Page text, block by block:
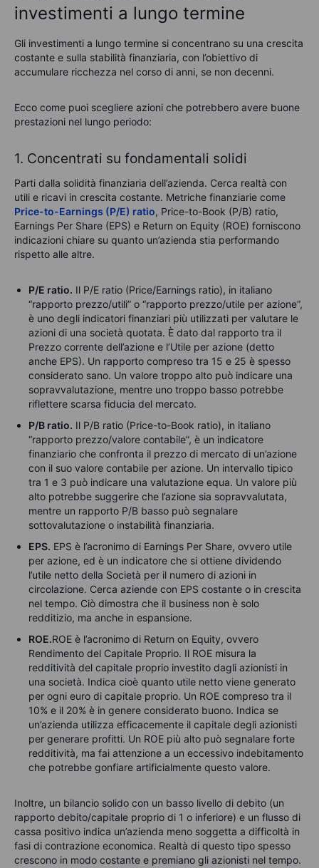
investimenti a lungo termine
Gli investimenti a lungo termine si concentrano su una crescita
costante e sulla stabilità finanziaria, con l’obiettivo di
accumulare ricchezza nel corso di anni, se non decenni.
Ecco come puoi scegliere azioni che potrebbero avere buone
prestazioni nel lungo periodo:
1. Concentrati su fondamentali solidi
Parti dalla solidità finanziaria dell’azienda. Cerca realtà con
utili e ricavi in crescita costante. Metriche finanziarie come
Price-to-Earnings (P/E) ratio, Price-to-Book (P/B) ratio,
Earnings Per Share (EPS) e Return on Equity (ROE) forniscono
indicazioni chiare su quanto un’azienda stia performando
rispetto alle altre.
P/E ratio. Il P/E ratio (Price/Earnings ratio), in italiano
“rapporto prezzo/utili” o “rapporto prezzo/utile per azione”,
è uno degli indicatori finanziari più utilizzati per valutare le
azioni di una società quotata. È dato dal rapporto tra il
Prezzo corrente dell’azione e l’Utile per azione (detto
anche EPS). Un rapporto compreso tra 15 e 25 è spesso
considerato sano. Un valore troppo alto può indicare una
sopravvalutazione, mentre uno troppo basso potrebbe
riflettere scarsa fiducia del mercato.
P/B ratio. Il P/B ratio (Price-to-Book ratio), in italiano
“rapporto prezzo/valore contabile”, è un indicatore
finanziario che confronta il prezzo di mercato di un’azione
con il suo valore contabile per azione. Un intervallo tipico
tra 1 e 3 può indicare una valutazione equa. Un valore più
alto potrebbe suggerire che l’azione sia sopravvalutata,
mentre un rapporto P/B basso può segnalare
sottovalutazione o instabilità finanziaria.
EPS. EPS è l’acronimo di Earnings Per Share, ovvero utile
per azione, ed è un indicatore che si ottiene dividendo
l’utile netto della Società per il numero di azioni in
circolazione. Cerca aziende con EPS costante o in crescita
nel tempo. Ciò dimostra che il business non è solo
redditizio, ma anche in espansione.
ROE.ROE è l’acronimo di Return on Equity, ovvero
Rendimento del Capitale Proprio. Il ROE misura la
redditività del capitale proprio investito dagli azionisti in
una società. Indica cioè quanto utile netto viene generato
per ogni euro di capitale proprio. Un ROE compreso tra il
10% e il 20% è in genere considerato buono. Indica se
un’azienda utilizza efficacemente il capitale degli azionisti
per generare profitti. Un ROE più alto può segnalare forte
redditività, ma fai attenzione a un eccessivo indebitamento
che potrebbe gonfiare artificialmente questo valore.
Inoltre, un bilancio solido con un basso livello di debito (un
rapporto debito/capitale proprio di 1 o inferiore) e un flusso di
cassa positivo indica un’azienda meno soggetta a difficoltà in
fasi di contrazione economica. Realtà di questo tipo spesso
crescono in modo costante e premiano gli azionisti nel tempo.